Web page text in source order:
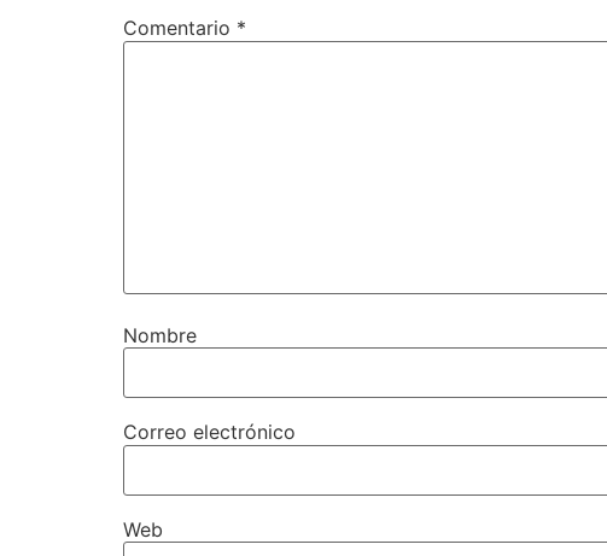
Comentario *
Nombre
Correo electrónico
Web